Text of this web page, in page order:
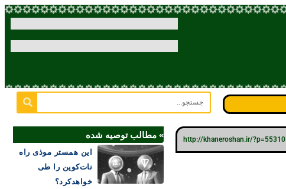
http://khaneroshan.ir/?p=55310 » مطالب توصیه شده
این همستر موذی راه
نات‌کوین را طی
خواهدکرد؟